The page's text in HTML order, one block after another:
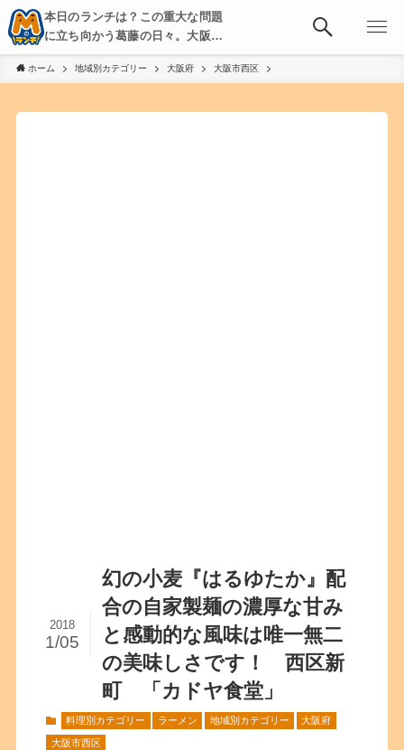
本日のランチは？この重大な問題
に立ち向かう葛藤の日々。大阪・
京都・神戸を中心とした食べ歩
き、飲み歩きを綴る。
ホーム 地域別カテゴリー 大阪府 大阪市西区
幻の小麦『はるゆたか』配
合の自家製麺の濃厚な甘み
と感動的な風味は唯一無二
の美味しさです！ 西区新
町 「カドヤ食堂」
2018
1/05
料理別カテゴリー ラーメン 地域別カテゴリー 大阪府
大阪市西区